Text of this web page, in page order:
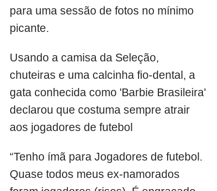
para uma sessão de fotos no mínimo
picante.
Usando a camisa da Seleção,
chuteiras e uma calcinha fio-dental, a
gata conhecida como 'Barbie Brasileira'
declarou que costuma sempre atrair
aos jogadores de futebol
“Tenho ímã para Jogadores de futebol.
Quase todos meus ex-namorados